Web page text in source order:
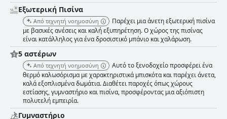
Εξωτερική Πισίνα
Από τεχνητή νοημοσύνη
Παρέχει μια άνετη εξωτερική πισίνα
με βασικές ανέσεις και καλή εξυπηρέτηση. Ο χώρος της πισίνας
είναι κατάλληλος για ένα δροσιστικό μπάνιο και χαλάρωση.
5 αστέρων
Από τεχνητή νοημοσύνη
Αυτό το ξενοδοχείο προσφέρει ένα
θερμό καλωσόρισμα με χαρακτηριστικά μπισκότα και παρέχει άνετα,
καλά εξοπλισμένα δωμάτια. Διαθέτει παροχές όπως χώρους
εστίασης, γυμναστήριο και πισίνα, προσφέροντας μια αξιόπιστη
πολυτελή εμπειρία.
Γυμναστήριο